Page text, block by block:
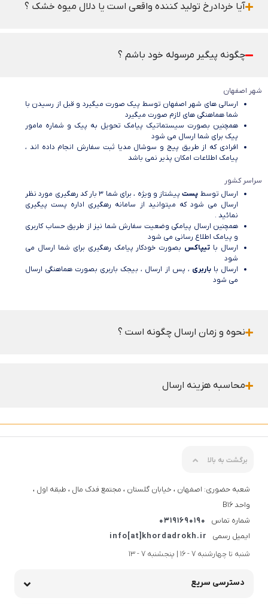
آیا خردادرخ تولید کننده واقعی است یا دلال میوه خشک ؟
چگونه پیگیر مرسوله خود باشم ؟
شهر اصفهان
ارسالی های شهر اصفهان توسط پیک صورت میگیرد و قبل از رسیدن با
شما هماهنگی های لازم صورت میگیرد
همچنین بصورت سیستماتیک پیامک تحویل به پیک و شماره مامور
پیک برای شما ارسال می شود
افرادی که از طریق پیج و سوشال مدیا ثبت سفارش انجام داده اند ،
پیامک اطلاعات امکان پذیر نمی باشد
سراسر کشور
ارسال توسط پست
پیشتاز و ویژه ، برای شما 3 بار کد رهگیری مورد نظر
ارسال می شود که میتوانید از سامانه رهگیری اداره پست پیگیری
نمائید .
همچنین ارسال پیامکی وضعیت سفارش شما نیز از طریق حساب کاربری
و پیامک اطلاع رسانی می شود
ارسال با تیپاکس بصورت خودکار پیامک رهگیری برای شما ارسال می
شود
ارسال باباربری ، پس از ارسال ، بیجک باربری بصورت هماهنگی ارسال
می شود
نحوه و زمان ارسال چگونه است ؟
محاسبه هزینه ارسال
برگشت به بالا
شعبه حضوری: اصفهان ، خیابان گلستان ، مجتمع فدک مال ، طبقه اول ،
واحد B16
شماره تماس
03191690190
ایمیل رسمی
info[at]khordadrokh.ir
شنبه تا چهارشنبه 7 - 16 | پنجشنبه 7 - 13
دسترسی سریع